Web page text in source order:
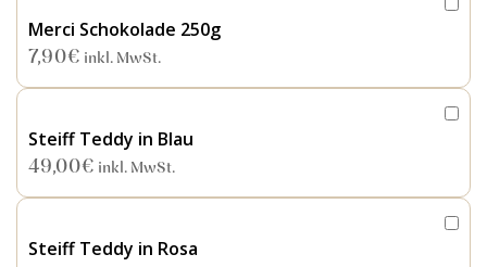
Merci Schokolade 250g
7,90€ inkl. MwSt.
Steiff Teddy in Blau
49,00€ inkl. MwSt.
Steiff Teddy in Rosa